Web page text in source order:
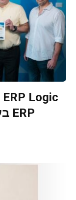
ERP בענן GROW with SAP